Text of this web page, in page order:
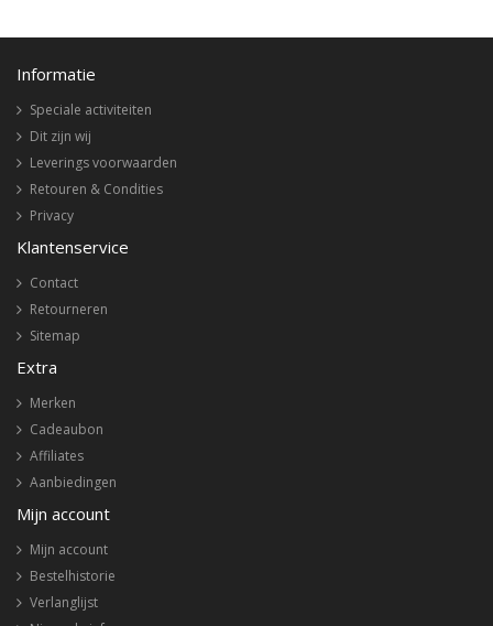
Informatie
Speciale activiteiten
Dit zijn wij
Leverings voorwaarden
Retouren & Condities
Privacy
Klantenservice
Contact
Retourneren
Sitemap
Extra
Merken
Cadeaubon
Affiliates
Aanbiedingen
Mijn account
Mijn account
Bestelhistorie
Verlanglijst